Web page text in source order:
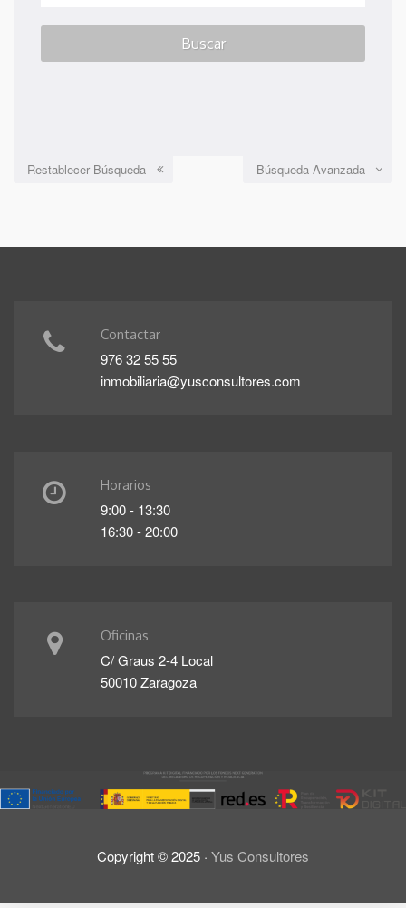
Búsqueda Avanzada
Restablecer Búsqueda
Contactar
976 32 55 55
inmobiliaria@yusconsultores.com
Horarios
9:00 - 13:30
16:30 - 20:00
Oficinas
C/ Graus 2-4 Local
50010 Zaragoza
Copyright ©2025 · Yus Consultores